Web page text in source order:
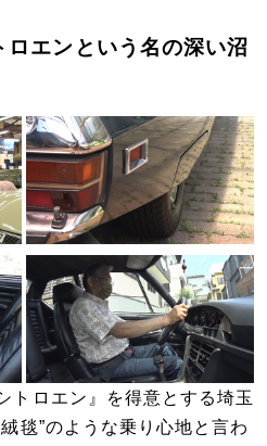
エンという名の深い沼
トロエン』を得意とする埼玉
毯”のような乗り心地と言わ